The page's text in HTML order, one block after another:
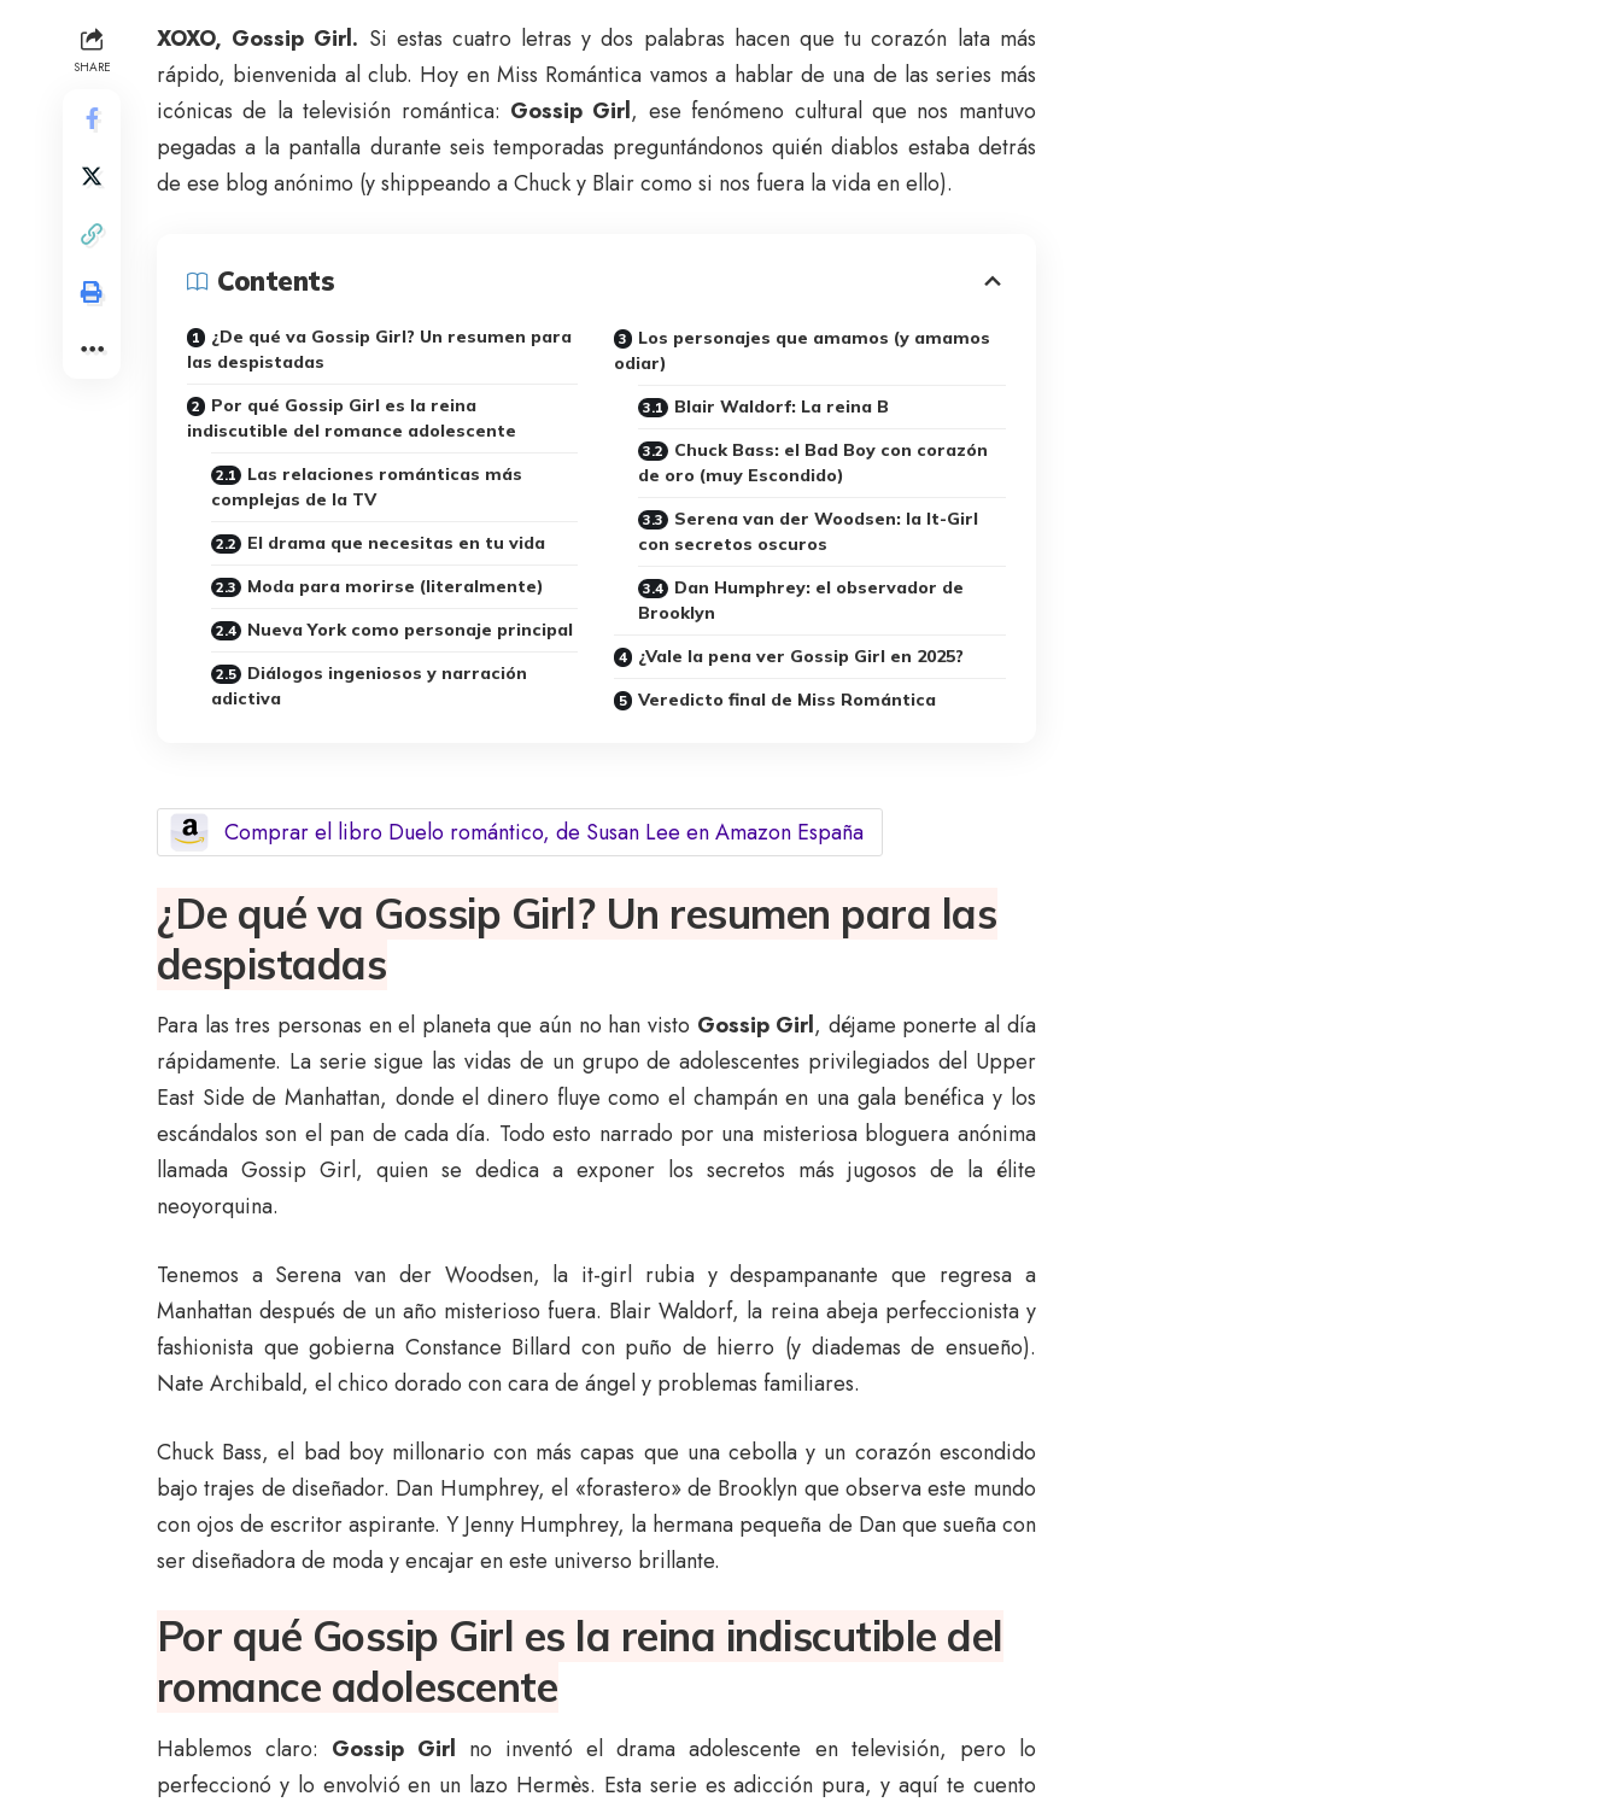
SHARE
XOXO, Gossip Girl. Si estas cuatro letras y dos palabras hacen que tu corazón lata más
rápido, bienvenida al club. Hoy en Miss Romántica vamos a hablar de una de las series más
icónicas de la televisión romántica: Gossip Girl, ese fenómeno cultural que nos mantuvo
pegadas a la pantalla durante seis temporadas preguntándonos quién diablos estaba detrás
de ese blog anónimo (y shippeando a Chuck y Blair como si nos fuera la vida en ello).
Contents
¿De qué va Gossip Girl? Un resumen para
las despistadas
Por qué Gossip Girl es la reina
indiscutible del romance adolescente
Las relaciones románticas más
complejas de la TV
El drama que necesitas en tu vida
Moda para morirse (literalmente)
Nueva York como personaje principal
Diálogos ingeniosos y narración
adictiva
Los personajes que amamos (y amamos
odiar)
Blair Waldorf: La reina B
Chuck Bass: el Bad Boy con corazón
de oro (muy Escondido)
Serena van der Woodsen: la It-Girl
con secretos oscuros
Dan Humphrey: el observador de
Brooklyn
¿Vale la pena ver Gossip Girl en 2025?
Veredicto final de Miss Romántica
Comprar el libro Duelo romántico, de Susan Lee en Amazon España
¿De qué va Gossip Girl? Un resumen para las
despistadas
Para las tres personas en el planeta que aún no han visto Gossip Girl, déjame ponerte al día
rápidamente. La serie sigue las vidas de un grupo de adolescentes privilegiados del Upper
East Side de Manhattan, donde el dinero fluye como el champán en una gala benéfica y los
escándalos son el pan de cada día. Todo esto narrado por una misteriosa bloguera anónima
llamada Gossip Girl, quien se dedica a exponer los secretos más jugosos de la élite
neoyorquina.
Tenemos a Serena van der Woodsen, la it-girl rubia y despampanante que regresa a
Manhattan después de un año misterioso fuera. Blair Waldorf, la reina abeja perfeccionista y
fashionista que gobierna Constance Billard con puño de hierro (y diademas de ensueño).
Nate Archibald, el chico dorado con cara de ángel y problemas familiares.
Chuck Bass, el bad boy millonario con más capas que una cebolla y un corazón escondido
bajo trajes de diseñador. Dan Humphrey, el «forastero» de Brooklyn que observa este mundo
con ojos de escritor aspirante. Y Jenny Humphrey, la hermana pequeña de Dan que sueña con
ser diseñadora de moda y encajar en este universo brillante.
Por qué Gossip Girl es la reina indiscutible del
romance adolescente
Hablemos claro: Gossip Girl no inventó el drama adolescente en televisión, pero lo
perfeccionó y lo envolvió en un lazo Hermès. Esta serie es adicción pura, y aquí te cuento